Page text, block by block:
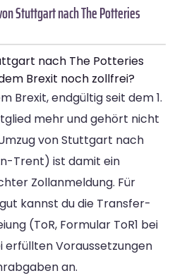
Stuttgart nach The Potteries
nach The Potteries
Brexit noch zollfrei?
Brexit, endgültig seit dem 1.
mehr und gehört nicht
von Stuttgart nach
Trent) ist damit ein
Zollanmeldung. Für
kannst du die Transfer-
(ToR, Formular ToR1 bei
erfüllten Voraussetzungen
an.